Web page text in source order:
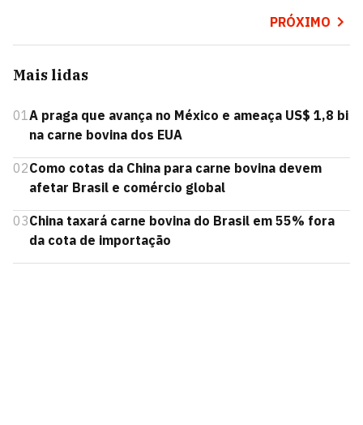
PRÓXIMO
Mais lidas
01A praga que avança no México e ameaça US$ 1,8 bi
na carne bovina dos EUA
02Como cotas da China para carne bovina devem
afetar Brasil e comércio global
03China taxará carne bovina do Brasil em 55% fora
da cota de importação